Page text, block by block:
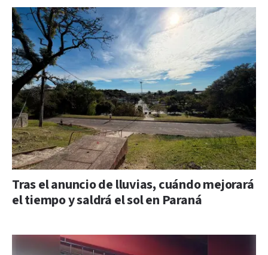
Tras el anuncio de lluvias, cuándo mejorará
el tiempo y saldrá el sol en Paraná